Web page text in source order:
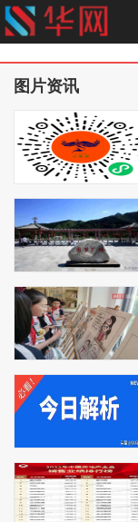
图片资讯